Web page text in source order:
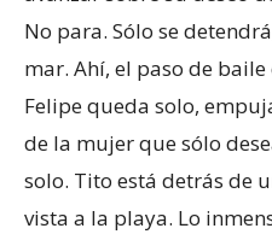
No para. Sólo se
mar. Ahí, el paso de baile
Felipe queda solo,
de la mujer que sólo
solo. Tito está detrás de
vista a la playa. Lo